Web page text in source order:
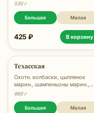
орегано, 530 гр.
530 г
Большая Малая
425 ₽ В корзину
Техасская
Охотн. колбаски, цыпленок
марин., шампиньоны марин.,
сыр, соус Кисло-сладкий, соус
660 г
Большая Малая